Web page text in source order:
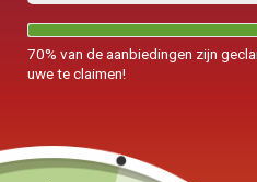
70% van de aanbiedingen zijn
uwe te claimen!